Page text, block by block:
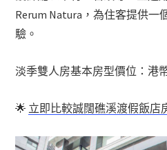
Rerum Natura，為住客提供一
驗。
淡季雙人房基本房型價位：港
🌟 立即比較誠闊礁溪渡假飯店